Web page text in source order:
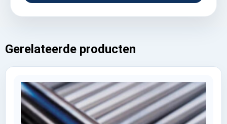
Gerelateerde producten